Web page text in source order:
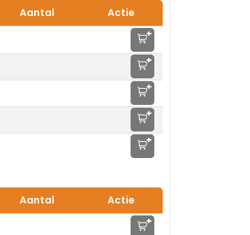
Aantal
Actie
+
+
+
+
+
Aantal
Actie
+